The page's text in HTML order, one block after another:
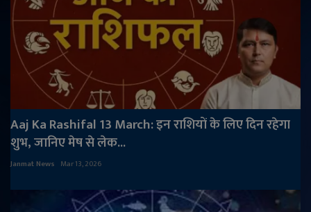
Aaj Ka Rashifal 13 March: इन राशियों के लिए दिन रहेगा
शुभ, जानिए मेष से लेक...
Janmat News Mar 13, 2026